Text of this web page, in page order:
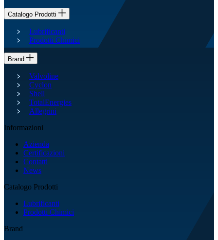
Catalogo Prodotti
Lubrificanti
Prodotti Chimici
Brand
Valvoline
Cyclon
Shell
TotalEnergies
Allegrini
Informazioni
Azienda
Certificazioni
Contatti
News
Catalogo Prodotti
Lubrificanti
Prodotti Chimici
Brand